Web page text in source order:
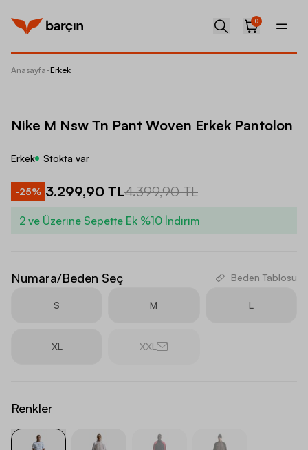
0
Anasayfa-Erkek
Nike M Nsw Tn Pant Woven Erkek Pantolon
Erkek Stokta var
-25% 3.299,90 TL4.399,90 TL
2 ve Üzerine Sepette Ek %10 İndirim
Numara/Beden Seç Beden Tablosu
S M L
XL XXL
Renkler